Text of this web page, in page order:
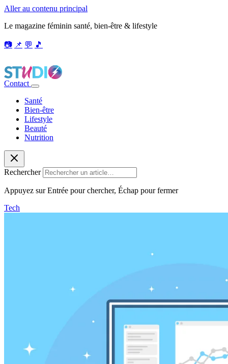
Aller au contenu principal
Le magazine féminin santé, bien-être & lifestyle
📷 📌 💬 🎵
Contact
Santé
Bien-être
Lifestyle
Beauté
Nutrition
Rechercher
Appuyez sur Entrée pour chercher, Échap pour fermer
Tech